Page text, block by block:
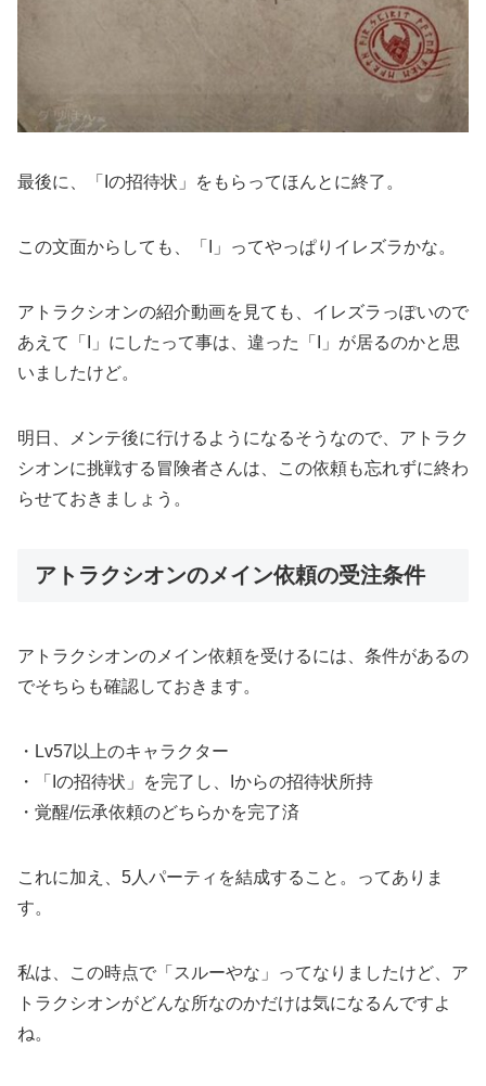
最後に、「Iの招待状」をもらってほんとに終了。
この文面からしても、「I」ってやっぱりイレズラかな。
アトラクシオンの紹介動画を見ても、イレズラっぽいので
あえて「I」にしたって事は、違った「I」が居るのかと思
いましたけど。
明日、メンテ後に行けるようになるそうなので、アトラク
シオンに挑戦する冒険者さんは、この依頼も忘れずに終わ
らせておきましょう。
アトラクシオンのメイン依頼の受注条件
アトラクシオンのメイン依頼を受けるには、条件があるの
でそちらも確認しておきます。
・Lv57以上のキャラクター
・「Iの招待状」を完了し、Iからの招待状所持
・覚醒/伝承依頼のどちらかを完了済
これに加え、5人パーティを結成すること。ってありま
す。
私は、この時点で「スルーやな」ってなりましたけど、ア
トラクシオンがどんな所なのかだけは気になるんですよ
ね。